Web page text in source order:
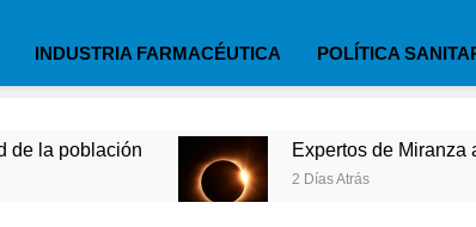
INDUSTRIA FARMACÉUTICA POLÍTICA
Expertos de Miranza advierten de
2 Días Atrás